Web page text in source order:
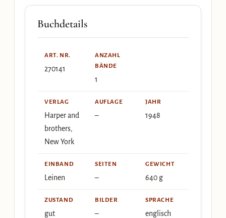
Buchdetails
ART. NR.
270141
ANZAHL
BÄNDE
1
VERLAG
Harper and
brothers,
New York
AUFLAGE
–
JAHR
1948
EINBAND
Leinen
SEITEN
–
GEWICHT
640 g
ZUSTAND
gut
BILDER
–
SPRACHE
englisch